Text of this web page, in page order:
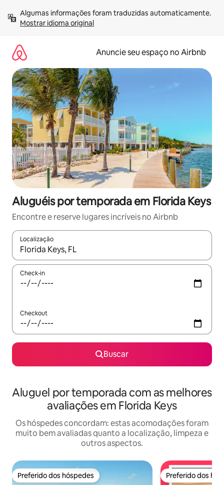
para
Mostrar idioma original
Anuncie seu espaço no Airbnb
Aluguéis por temporada em Florida Keys
Encontre e reserve lugares incríveis no Airbnb
Localização
Quando os resultados estiverem disponíveis, explore-os
Check-in
Checkout
Buscar
Aluguel por temporada com as melhores
avaliações em Florida Keys
Os hóspedes concordam: estas acomodações foram
muito bem avaliadas quanto a localização, limpeza e
outros aspectos.
Preferido dos hóspedes
Preferido dos hóspedes Preferido dos
Preferido dos